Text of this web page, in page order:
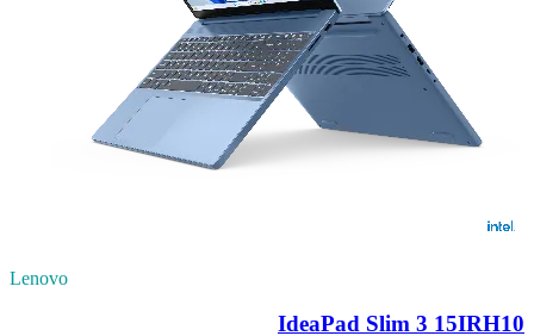
Lenovo
IdeaPad Slim 3 15IRH10